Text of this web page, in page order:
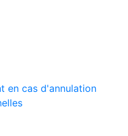
en cas d'annulation